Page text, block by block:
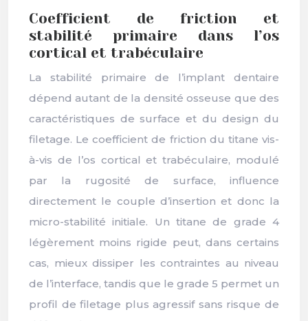
Coefficient de friction et
stabilité primaire dans l’os
cortical et trabéculaire
La stabilité primaire de l’implant dentaire
dépend autant de la densité osseuse que des
caractéristiques de surface et du design du
filetage. Le coefficient de friction du titane vis-
à-vis de l’os cortical et trabéculaire, modulé
par la rugosité de surface, influence
directement le couple d’insertion et donc la
micro-stabilité initiale. Un titane de grade 4
légèrement moins rigide peut, dans certains
cas, mieux dissiper les contraintes au niveau
de l’interface, tandis que le grade 5 permet un
profil de filetage plus agressif sans risque de